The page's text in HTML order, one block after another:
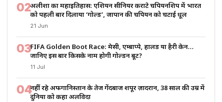
02अलीशा का महाइतिहास: एशियन सीनियर कराटे चैंपियनशिप में भारत
को पहली बार दिलाया ‘गोल्ड’, जापान की चैंपियन को चटाई धूल
21 Jun
03FIFA Golden Boot Race: मेसी, एम्बाप्पे, हालैंड या हैरी केन…
जानिए इस बार किसके नाम होगी गोल्डन बूट?
11 Jul
04नहीं रहे अफगानिस्तान के तेज गेंदबाज शपूर ज़ादरान, 38 साल की उम्र में
दुनिया को कहा अलविदा